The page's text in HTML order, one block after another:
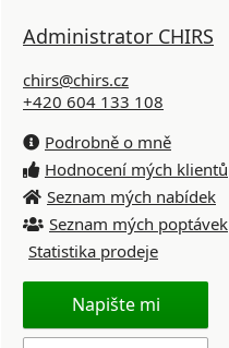
Administrator CHIRS
chirs@chirs.cz
+420 604 133 108
Podrobně o mně
Hodnocení mých klientů
Seznam mých nabídek
Seznam mých poptávek
Statistika prodeje
Napište mi